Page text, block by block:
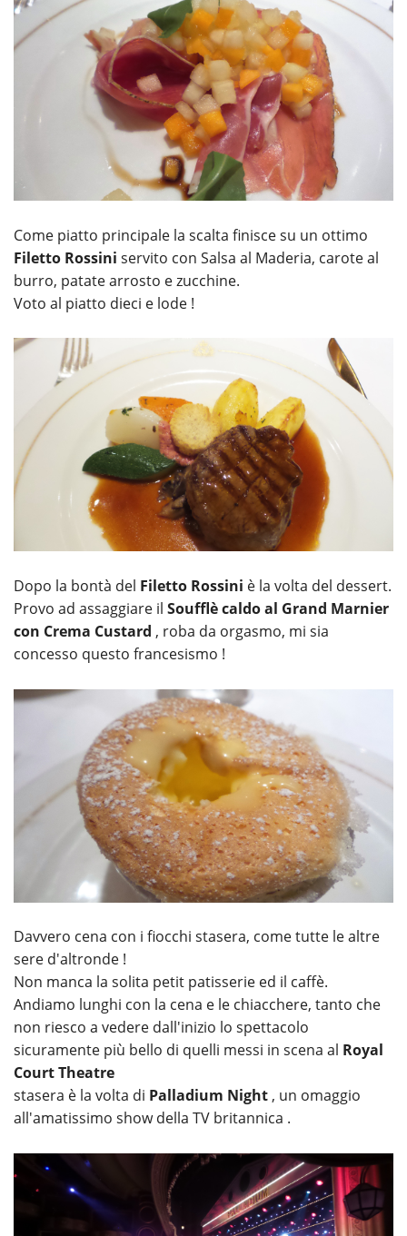
Come piatto principale la scalta finisce su un ottimo
Filetto Rossini servito con Salsa al Maderia, carote al
burro, patate arrosto e zucchine.
Voto al piatto dieci e lode !
Dopo la bontà del Filetto Rossini è la volta del dessert.
Provo ad assaggiare il Soufflè caldo al Grand Marnier
con Crema Custard , roba da orgasmo, mi sia
concesso questo francesismo !
Davvero cena con i fiocchi stasera, come tutte le altre
sere d'altronde !
Non manca la solita petit patisserie ed il caffè.
Andiamo lunghi con la cena e le chiacchere, tanto che
non riesco a vedere dall'inizio lo spettacolo
sicuramente più bello di quelli messi in scena al Royal
Court Theatre
stasera è la volta di Palladium Night , un omaggio
all'amatissimo show della TV britannica .